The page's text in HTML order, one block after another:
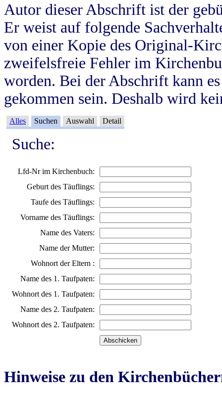
Autor dieser Abschrift ist der
Er weist auf folgende
von einer Kopie des Original-
zweifelsfreie Fehler im
worden. Bei der Abschrift kann
gekommen sein. Deshalb wird
Alles Suchen Auswahl Detail
Suche:
Lfd-Nr im Kirchenbuch:
Geburt des Täuflings:
Taufe des Täuflings:
Vorname des Täuflings:
Name des Vaters:
Name der Mutter:
Wohnort der Eltern :
Name des 1. Taufpaten:
Wohnort des 1. Taufpaten:
Name des 2. Taufpaten:
Wohnort des 2. Taufpaten:
Hinweise zu den